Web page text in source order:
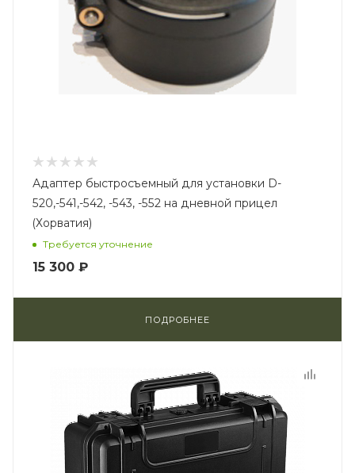
Адаптер быстросъемный для установки D-
520,-541,-542, -543, -552 на дневной прицел
(Хорватия)
Требуется уточнение
15 300 ₽
ПОДРОБНЕЕ